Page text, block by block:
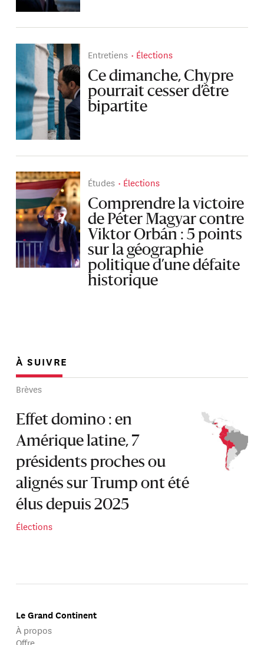
Entretiens Élections
Ce dimanche, Chypre
pourrait cesser d’être
bipartite
Études Élections
Comprendre la victoire
de Péter Magyar contre
Viktor Orbán : 5 points
sur la géographie
politique d’une défaite
historique
À SUIVRE
Brèves
Effet domino : en
Amérique latine, 7
présidents proches ou
alignés sur Trump ont été
élus depuis 2025
Élections
Le Grand Continent
À propos
Offre